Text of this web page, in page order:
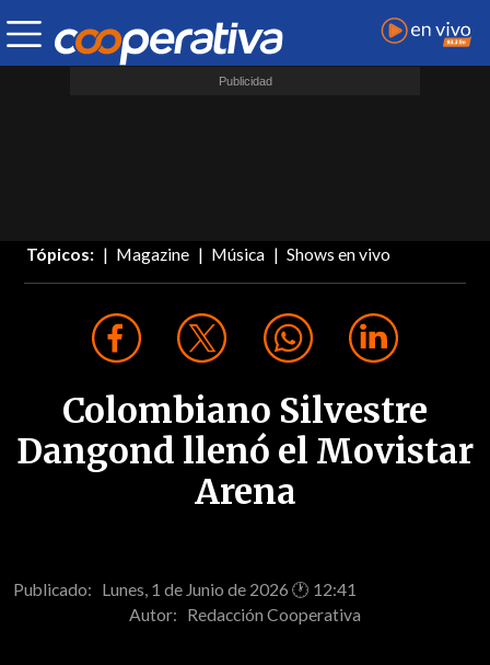
Tópicos: Magazine Música Shows en vivo
Colombiano Silvestre
Dangond llenó el Movistar
Arena
Publicado: Lunes, 1 de Junio de 2026 🕐 12:41
Autor: Redacción Cooperativa